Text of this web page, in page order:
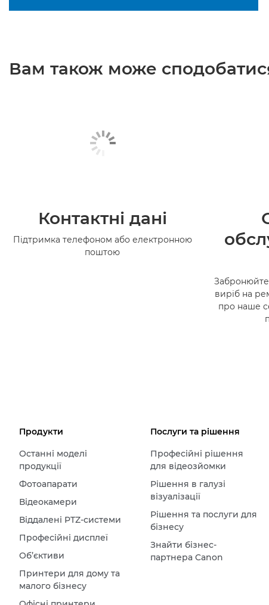
Вам також може
Контактні дані
Підтримка телефоном або електронною
поштою
Забронюйте
виріб на
про наше
Продукти
Останні моделі
продукції
Фотоапарати
Відеокамери
Віддалені PTZ-системи
Професійні дисплеї
Об’єктиви
Принтери для дому та
малого бізнесу
Послуги та рішення
Професійні рішення
для відеозйомки
Рішення в галузі
візуалізації
Рішення та послуги для
бізнесу
Знайти бізнес-
партнера Canon